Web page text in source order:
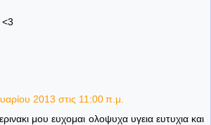
<3
2013 στις 11:00 π.μ.
μου ευχομαι ολοψυχα υγεια ευτυχια και